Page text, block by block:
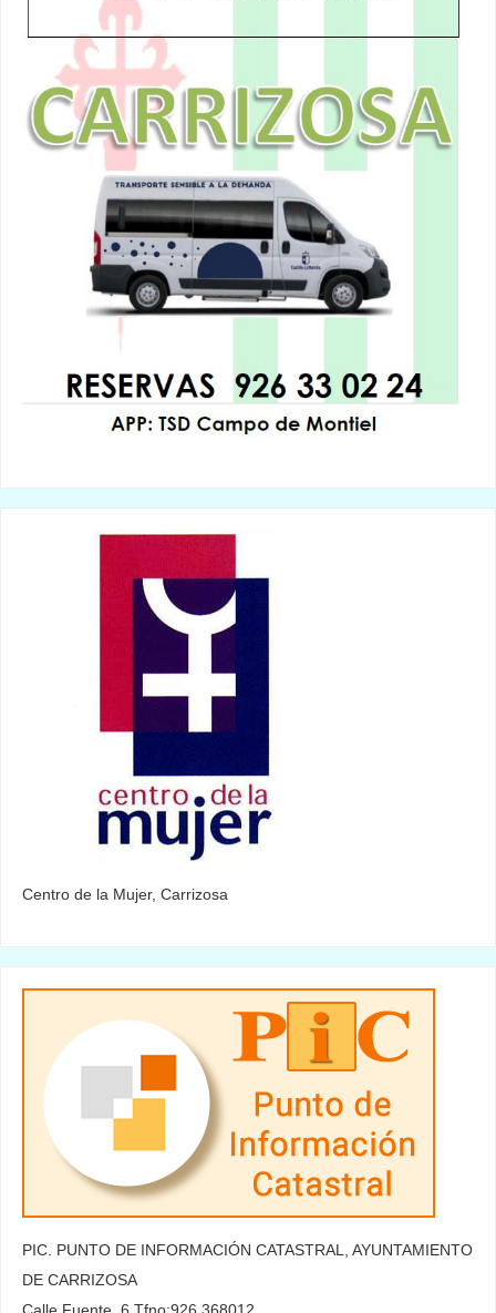
Centro de la Mujer, Carrizosa
PIC. PUNTO DE INFORMACIÓN CATASTRAL, AYUNTAMIENTO
DE CARRIZOSA